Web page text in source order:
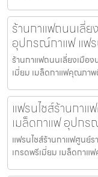
ร้านกาแฟถนนเลี่
อุปกรณ์กาแฟ แฟร
ร้านกาแฟถนนเลี่ยงเมือ
เมี่ยม เมล็ดกาแฟคุณภาพ
แฟรนไชส์ร้านกา
เมล็ดกาแฟ อุปกร
แฟรนไชส์ร้านกาแฟศูนย์
เกรดพรีเมี่ยม เมล็ดกา